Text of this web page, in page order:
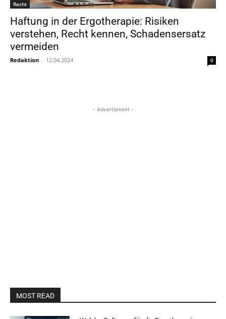
Recht
Haftung in der Ergotherapie: Risiken
verstehen, Recht kennen, Schadensersatz
vermeiden
Redaktion - 12.04.2024 0
- Advertisment -
MOST READ